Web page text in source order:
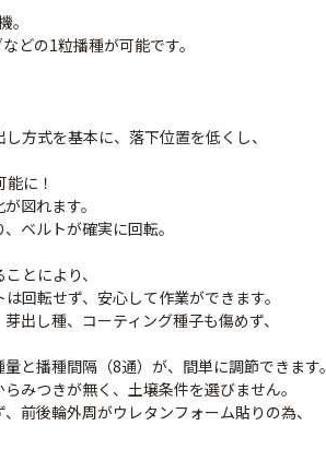
人力野菜播種機 ク
ごんべえ部品 リン
。
どの1粒播種が可能です。
方式を基本に、落下位置を低くし、
に！
図れます。
ベルトが確実に回転。
とにより、
回転せず、安心して作業ができます。
出し種、コーティング種子も傷めず、
と播種間隔（8通）が、間単に調節できます。
みつきが無く、土壌条件を選びません。
前後輪外周がウレタンフォーム貼りの為、